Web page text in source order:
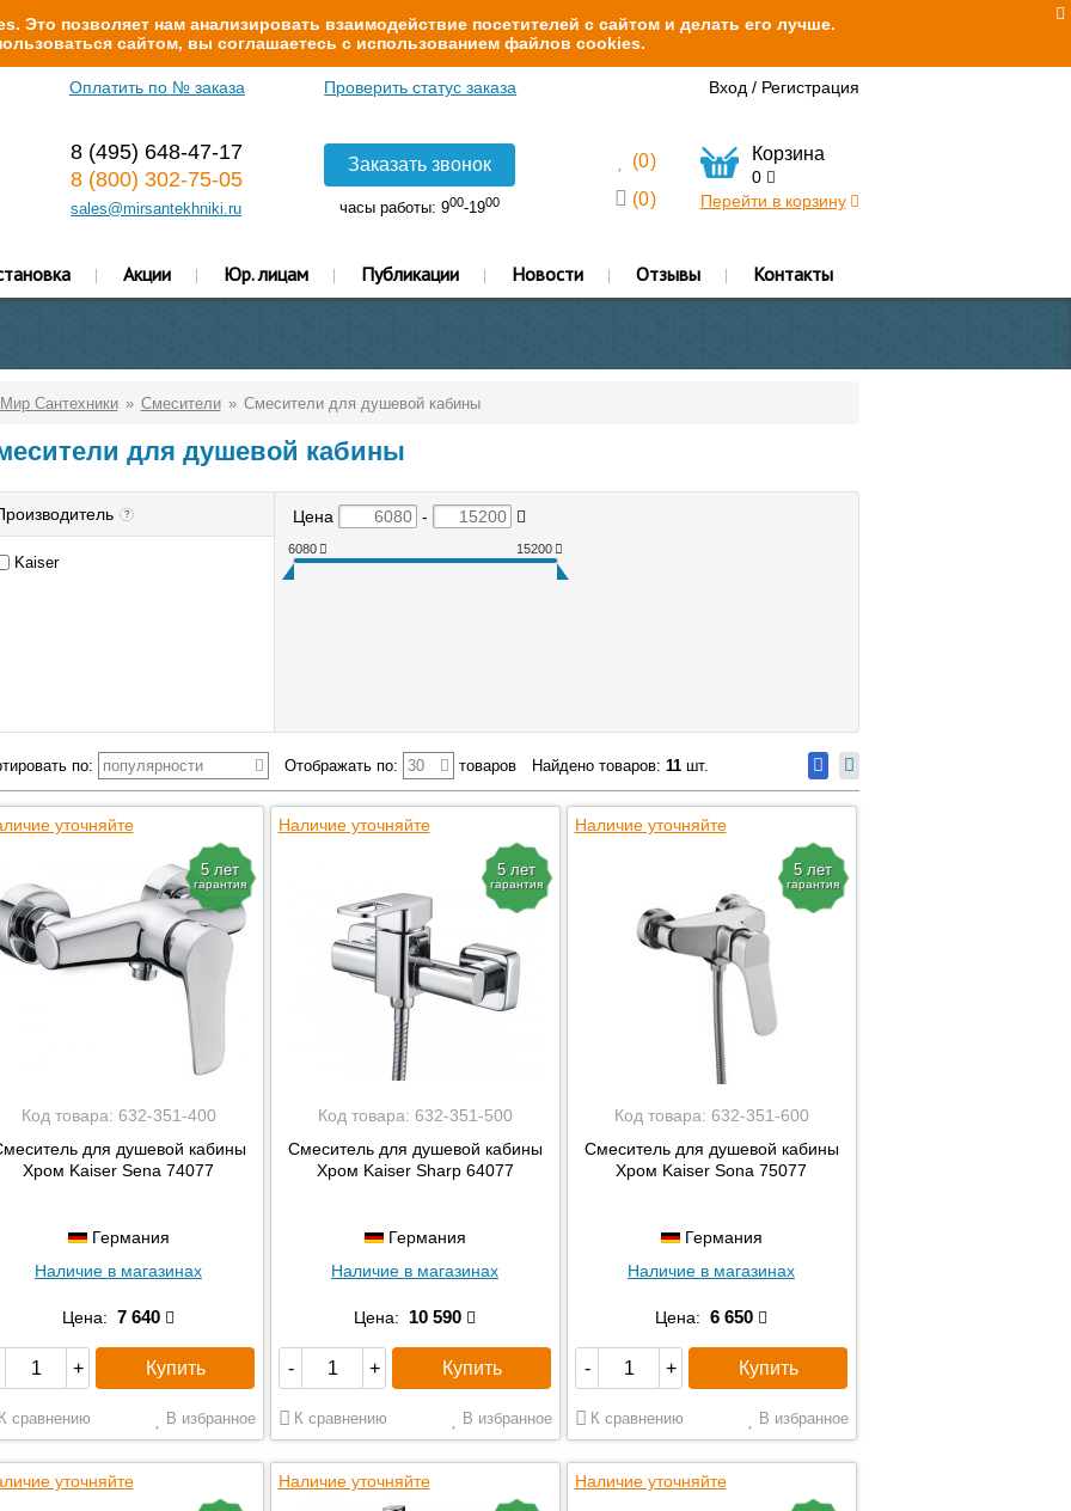
Это позволяет нам анализировать взаимодействие посетителей с сайтом и делать его лучше.
сайтом, вы соглашаетесь с использованием файлов cookies.
Оплатить по № заказа Проверить статус заказа Вход / Регистрация
8 (495) 648-47-17
8 (800) 302-75-05
sales@mirsantekhniki.ru
Заказать звонок
часы работы: 900-1900
(0)
(0)
Корзина
0
Перейти в корзину
Акции Юр. лицам Публикации Новости Отзывы Контакты
Мир Сантехники Смесители Смесители для душевой кабины
для душевой кабины
?
Kaiser
Цена -
6080 15200
по: популярности Отображать по: 30 товаров Найдено товаров: 11шт.
уточняйте
5 лет
гарантия
Код товара: 632-351-400
для душевой кабины
Хром Kaiser Sena 74077
Германия
Наличие в магазинах
Цена: 7 640
+ Купить
сравнению В избранное
Наличие уточняйте
5 лет
гарантия
Код товара: 632-351-500
Смеситель для душевой кабины
Хром Kaiser Sharp 64077
Германия
Наличие в магазинах
Цена: 10 590
- + Купить
К сравнению В избранное
Наличие уточняйте
5 лет
гарантия
Код товара: 632-351-600
Смеситель для душевой кабины
Хром Kaiser Sona 75077
Германия
Наличие в магазинах
Цена: 6 650
- + Купить
К сравнению В избранное
уточняйте Наличие уточняйте Наличие уточняйте